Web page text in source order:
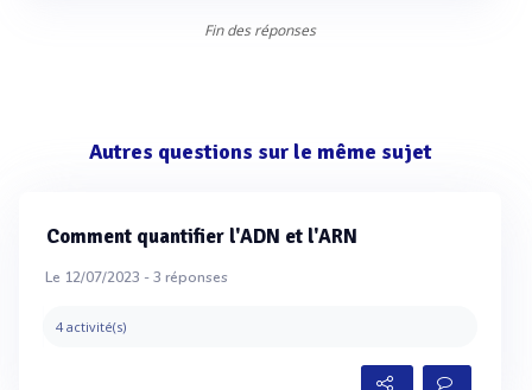
Fin des réponses
Autres questions sur le même sujet
Comment quantifier l'ADN et l'ARN
Le 12/07/2023 -3 réponses
4 activité(s)